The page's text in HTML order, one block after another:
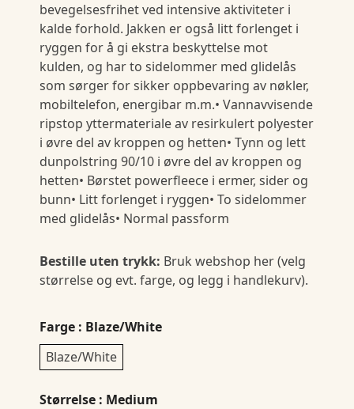
bevegelsesfrihet ved intensive aktiviteter i
kalde forhold. Jakken er også litt forlenget i
ryggen for å gi ekstra beskyttelse mot
kulden, og har to sidelommer med glidelås
som sørger for sikker oppbevaring av nøkler,
mobiltelefon, energibar m.m.• Vannavvisende
ripstop yttermateriale av resirkulert polyester
i øvre del av kroppen og hetten• Tynn og lett
dunpolstring 90/10 i øvre del av kroppen og
hetten• Børstet powerfleece i ermer, sider og
bunn• Litt forlenget i ryggen• To sidelommer
med glidelås• Normal passform
Bestille uten trykk: Bruk webshop her (velg
størrelse og evt. farge, og legg i handlekurv).
Farge : Blaze/White
Blaze/White
Størrelse : Medium